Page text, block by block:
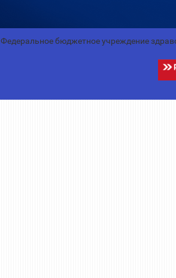
Федеральное бюджетное учреждение